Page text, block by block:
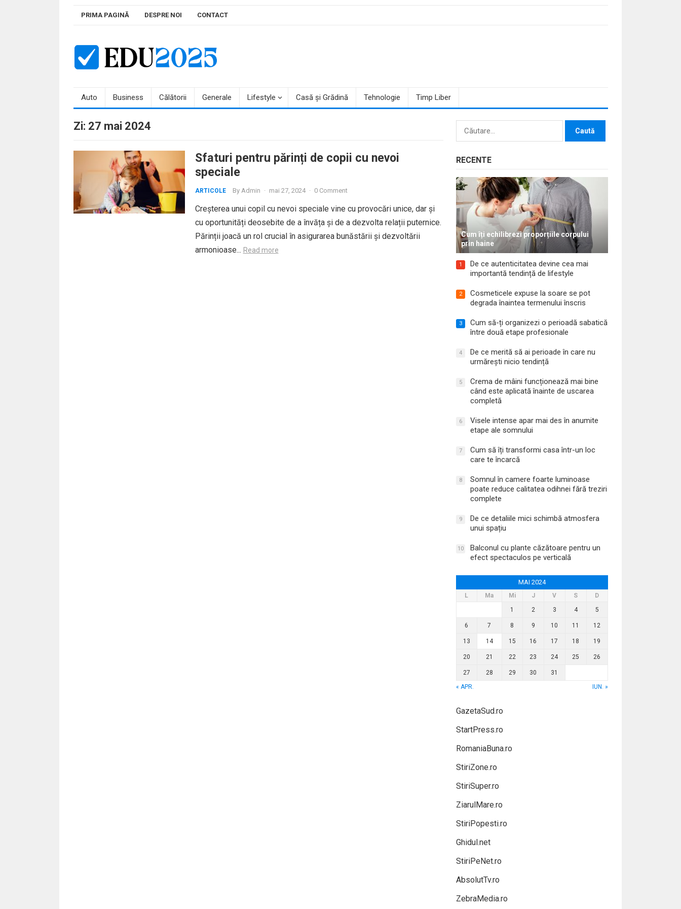
PRIMA PAGINĂ DESPRE NOI CONTACT
Auto Business Călătorii Generale Lifestyle Casă și Grădină Tehnologie Timp Liber
Zi: 27 mai 2024
Sfaturi pentru părinți de copii cu nevoi
speciale
ARTICOLE By Admin · mai 27, 2024 · 0 Comment
Creșterea unui copil cu nevoi speciale vine cu provocări unice, dar și
cu oportunități deosebite de a învăța și de a dezvolta relații puternice.
Părinții joacă un rol crucial în asigurarea bunăstării și dezvoltării
armonioase... Read more
Caută
RECENTE
Cum îți echilibrezi proporțiile corpului
prin haine
1
De ce autenticitatea devine cea mai
importantă tendință de lifestyle
2
Cosmeticele expuse la soare se pot
degrada înaintea termenului înscris
3
Cum să-ți organizezi o perioadă sabatică
între două etape profesionale
4
De ce merită să ai perioade în care nu
urmărești nicio tendință
5
Crema de mâini funcționează mai bine
când este aplicată înainte de uscarea
completă
6
Visele intense apar mai des în anumite
etape ale somnului
7
Cum să îți transformi casa într-un loc
care te încarcă
8
Somnul în camere foarte luminoase
poate reduce calitatea odihnei fără treziri
complete
9
De ce detaliile mici schimbă atmosfera
unui spațiu
10
Balconul cu plante căzătoare pentru un
efect spectaculos pe verticală
MAI 2024
L Ma Mi J V S
D
1
2 3 4 5
6 7 8 9 10 11 12
13 14 15 16 17 18 19
20 21 22 23 24 25 26
27 28 29 30
31
« APR.
IUN. »
GazetaSud.ro
StartPress.ro
RomaniaBuna.ro
StiriZone.ro
StiriSuper.ro
ZiarulMare.ro
StiriPopesti.ro
Ghidul.net
StiriPeNet.ro
AbsolutTv.ro
ZebraMedia.ro